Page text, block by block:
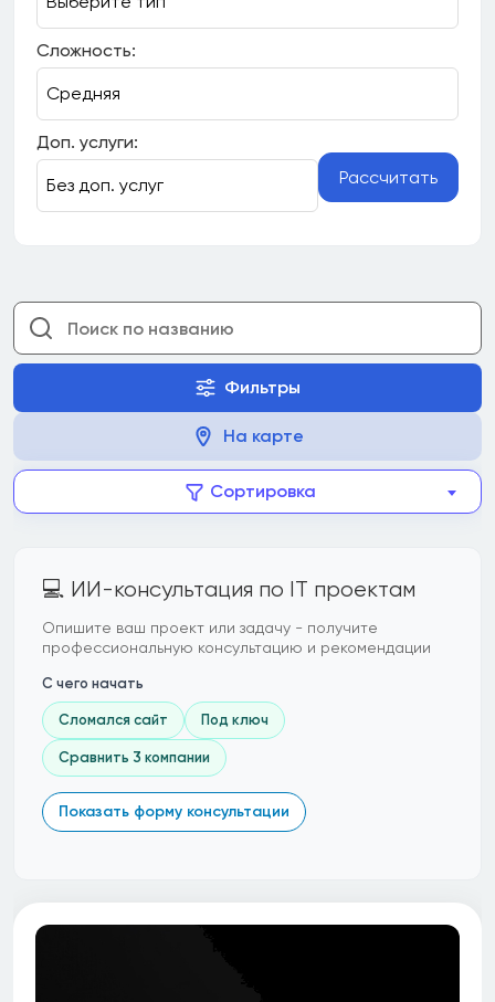
Сложность:
Доп. услуги:
Рассчитать
Фильтры
На карте
Сортировка
💻 ИИ-консультация по IT проектам
Опишите ваш проект или задачу - получите
профессиональную консультацию и рекомендации
С чего начать
Сломался сайт Под ключ
Сравнить 3 компании
Показать форму консультации